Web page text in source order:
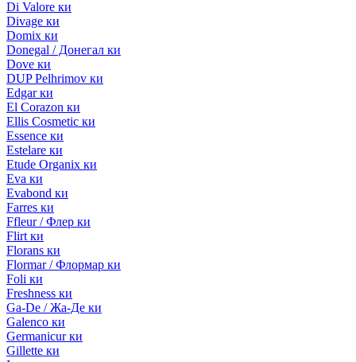
Di Valore ки
Divage ки
Domix ки
Donegal / Донегал ки
Dove ки
DUP Pelhrimov ки
Edgar ки
El Corazon ки
Ellis Cosmetic ки
Essence ки
Estelare ки
Etude Organix ки
Eva ки
Evabond ки
Farres ки
Ffleur / Флер ки
Flirt ки
Florans ки
Flormar / Флормар ки
Foli ки
Freshness ки
Ga-De / Жа-Де ки
Galenco ки
Germanicur ки
Gillette ки